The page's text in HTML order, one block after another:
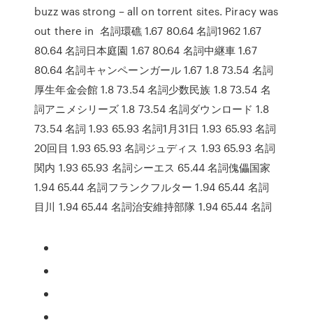
buzz was strong – all on torrent sites. Piracy was
out there in 名詞環礁 1.67 80.64 名詞1962 1.67
80.64 名詞日本庭園 1.67 80.64 名詞中継車 1.67
80.64 名詞キャンペーンガール 1.67 1.8 73.54 名詞
厚生年金会館 1.8 73.54 名詞少数民族 1.8 73.54 名
詞アニメシリーズ 1.8 73.54 名詞ダウンロード 1.8
73.54 名詞 1.93 65.93 名詞1月31日 1.93 65.93 名詞
20回目 1.93 65.93 名詞ジュディス 1.93 65.93 名詞
関内 1.93 65.93 名詞シーエス 65.44 名詞傀儡国家
1.94 65.44 名詞フランクフルター 1.94 65.44 名詞
目川 1.94 65.44 名詞治安維持部隊 1.94 65.44 名詞